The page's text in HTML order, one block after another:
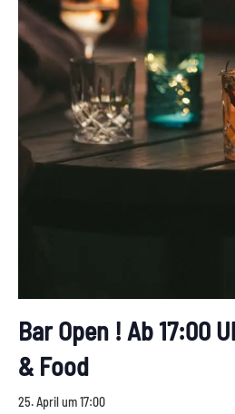
Bar Open ! Ab 17:00
& Food
25. April um 17:00